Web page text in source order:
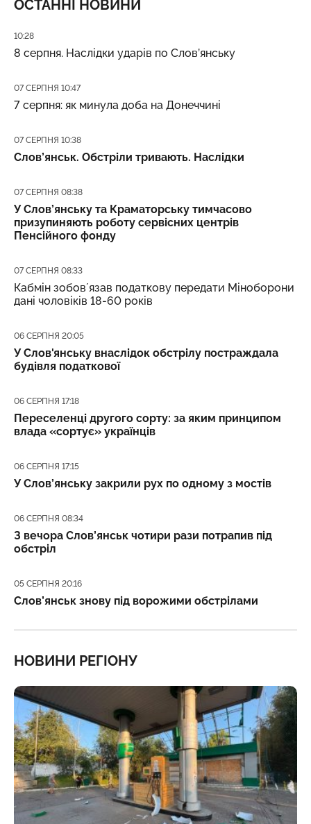
ОСТАННІ НОВИНИ
Дата публікації
10:28
8 серпня. Наслідки ударів по Слов’янську
Дата публікації
07 СЕРПНЯ 10:47
7 серпня: як минула доба на Донеччині
Дата публікації
07 СЕРПНЯ 10:38
Слов’янськ. Обстріли тривають. Наслідки
Дата публікації
07 СЕРПНЯ 08:38
У Слов’янську та Краматорську тимчасово
призупиняють роботу сервісних центрів
Пенсійного фонду
Дата публікації
07 СЕРПНЯ 08:33
Кабмін зобовʼязав податкову передати Міноборони
дані чоловіків 18-60 років
Дата публікації
06 СЕРПНЯ 20:05
У Слов'янську внаслідок обстрілу постраждала
будівля податкової
Дата публікації
06 СЕРПНЯ 17:18
Переселенці другого сорту: за яким принципом
влада «сортує» українців
Дата публікації
06 СЕРПНЯ 17:15
У Слов’янську закрили рух по одному з мостів
Дата публікації
06 СЕРПНЯ 08:34
З вечора Слов’янськ чотири рази потрапив під
обстріл
Дата публікації
05 СЕРПНЯ 20:16
Слов’янськ знову під ворожими обстрілами
НОВИНИ РЕГІОНУ